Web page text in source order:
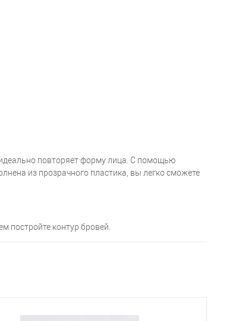
повторяет форму лица. С помощью
из прозрачного пластика, вы легко сможете
постройте контур бровей.